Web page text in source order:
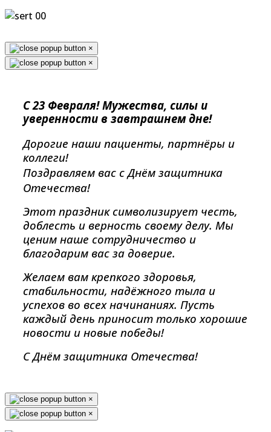
×
×
С 23 Февраля! Мужества, силы и
уверенности в завтрашнем дне!
Дорогие наши пациенты, партнёры и
коллеги!
Поздравляем вас с Днём защитника
Отечества!
Этот праздник символизирует честь,
доблесть и верность своему делу. Мы
ценим наше сотрудничество и
благодарим вас за доверие.
Желаем вам крепкого здоровья,
стабильности, надёжного тыла и
успехов во всех начинаниях. Пусть
каждый день приносит только хорошие
новости и новые победы!
С Днём защитника Отечества!
×
×